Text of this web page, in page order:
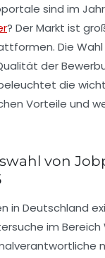
sind im
? Der Markt ist
Die
der
die
Vorteile und
von
in Deutschland
im